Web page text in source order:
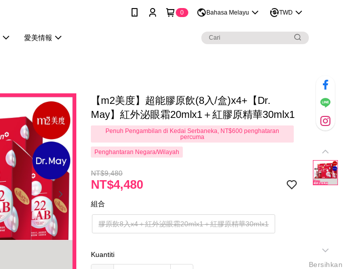
0 Bahasa Melayu TWD
愛美情報
【m2美度】超能膠原飲(8入/盒)x4+【Dr.
May】紅外泌眼霜20mlx1＋紅膠原精華30mlx1
Penuh Pengambilan di Kedai Serbaneka, NT$600 penghataran
percuma
Penghantaran Negara/Wilayah
NT$9,480
NT$4,480
組合
膠原飲8入x4＋紅外泌眼霜20mlx1＋紅膠原精華30mlx1
Kuantiti
Bersihkan